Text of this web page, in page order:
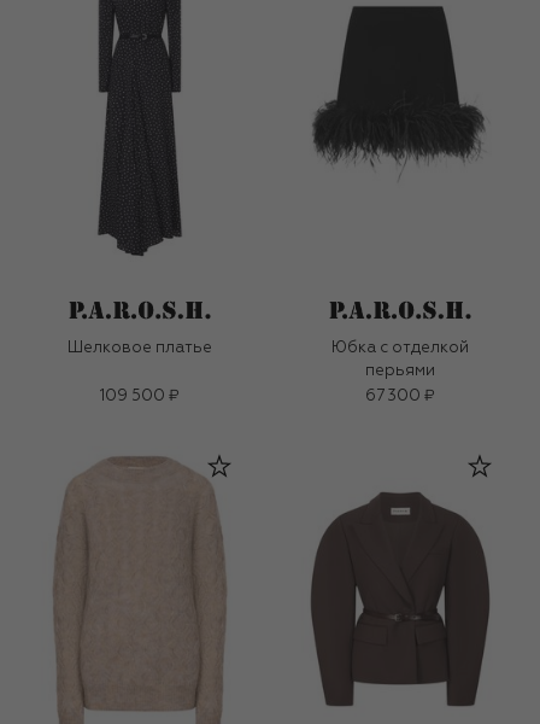
Шелковое платье
109 500 ₽
Юбка с отделкой
перьями
67 300 ₽